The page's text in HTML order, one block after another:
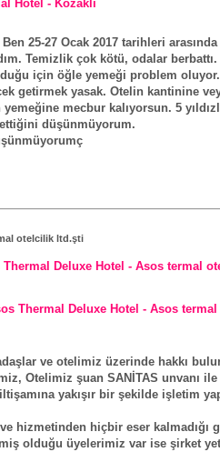
Hotel - Kozaklı
25-27 Ocak 2017 tarihleri arasında
Temizlik çok kötü, odalar berbattı.
için öğle yemeği problem oluyor.
getirmek yasak. Otelin kantinine
mecbur kalıyorsun. 5
ettiğini düşünmüyorum.
otelcilik ltd.şti
Thermal Deluxe Hotel - Asos termal
Thermal Deluxe Hotel - Asos
ve otelimiz üzerinde hakkı
Otelimiz şuan SANİTAS unvanı ile
yakışır bir şekilde işletim
hizmetinden hiçbir eser kalmadığı
olduğu üyelerimiz var ise şirket